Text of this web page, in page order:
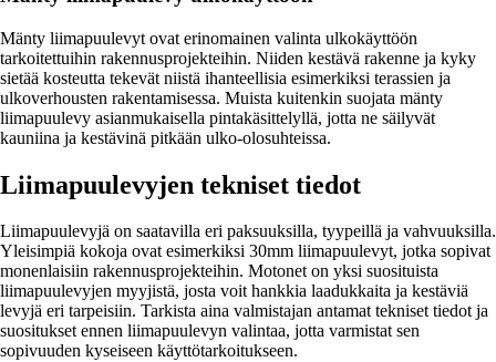
Mänty liimapuulevyt ovat erinomainen valinta ulkokäyttöön
tarkoitettuihin rakennusprojekteihin. Niiden kestävä rakenne ja kyky
sietää kosteutta tekevät niistä ihanteellisia esimerkiksi terassien ja
ulkoverhousten rakentamisessa. Muista kuitenkin suojata mänty
liimapuulevy asianmukaisella pintakäsittelyllä, jotta ne säilyvät
kauniina ja kestävinä pitkään ulko-olosuhteissa.
Liimapuulevyjen tekniset tiedot
Liimapuulevyjä on saatavilla eri paksuuksilla, tyypeillä ja vahvuuksilla.
Yleisimpiä kokoja ovat esimerkiksi 30mm liimapuulevyt, jotka sopivat
monenlaisiin rakennusprojekteihin. Motonet on yksi suosituista
liimapuulevyjen myyjistä, josta voit hankkia laadukkaita ja kestäviä
levyjä eri tarpeisiin. Tarkista aina valmistajan antamat tekniset tiedot ja
suositukset ennen liimapuulevyn valintaa, jotta varmistat sen
sopivuuden kyseiseen käyttötarkoitukseen.